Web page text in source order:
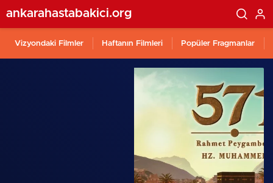
ankarahastabakici.org
Vizyondaki Filmler Haftanın Filmleri Popüler Fragmanlar